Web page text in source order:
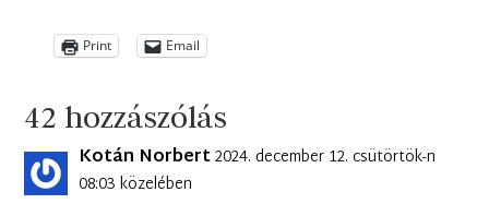
Print Email
42 hozzászólás
Kotán Norbert2024. december 12. csütörtök-n
08:03 közelében